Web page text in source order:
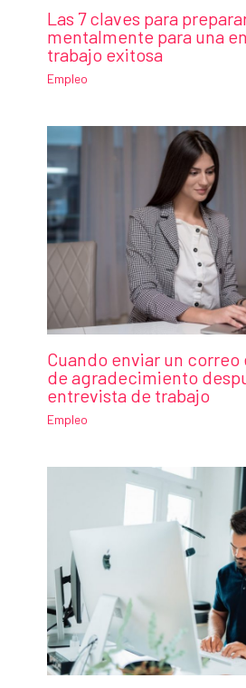
Las 7 claves para
mentalmente para una
trabajo exitosa
Empleo
Cuando enviar un
de agradecimiento
entrevista de trabajo
Empleo